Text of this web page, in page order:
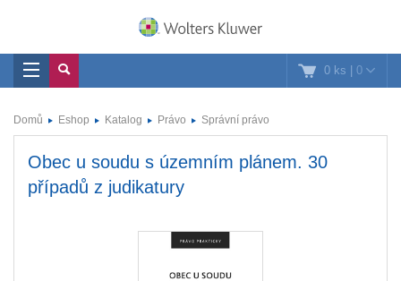
0 ks | 0
Domů Eshop Katalog Právo Správní právo
Obec u soudu s územním plánem. 30
případů z judikatury